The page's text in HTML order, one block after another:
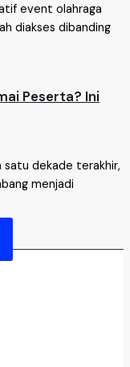
event olahraga
diakses dibanding
Peserta? Ini
satu dekade terakhir,
menjadi